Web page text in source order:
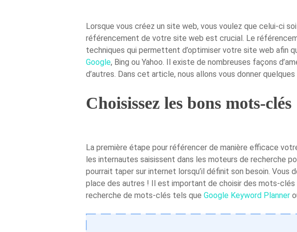
Hit enter to search or ESC to close
Lorsque vous créez un site web, vous voulez que celui-ci
référencement de votre site web est crucial. Le
techniques qui permettent d’optimiser votre site web afin
Google, Bing ou Yahoo. Il existe de nombreuses façons
d’autres. Dans cet article, nous allons vous donner
Choisissez les bons mots-clés
La première étape pour référencer de manière efficace
les internautes saisissent dans les moteurs de recherche
pourrait taper sur internet lorsqu’il définit son besoin.
place des autres ! Il est important de choisir des mots-
recherche de mots-clés tels que Google Keyword Planner